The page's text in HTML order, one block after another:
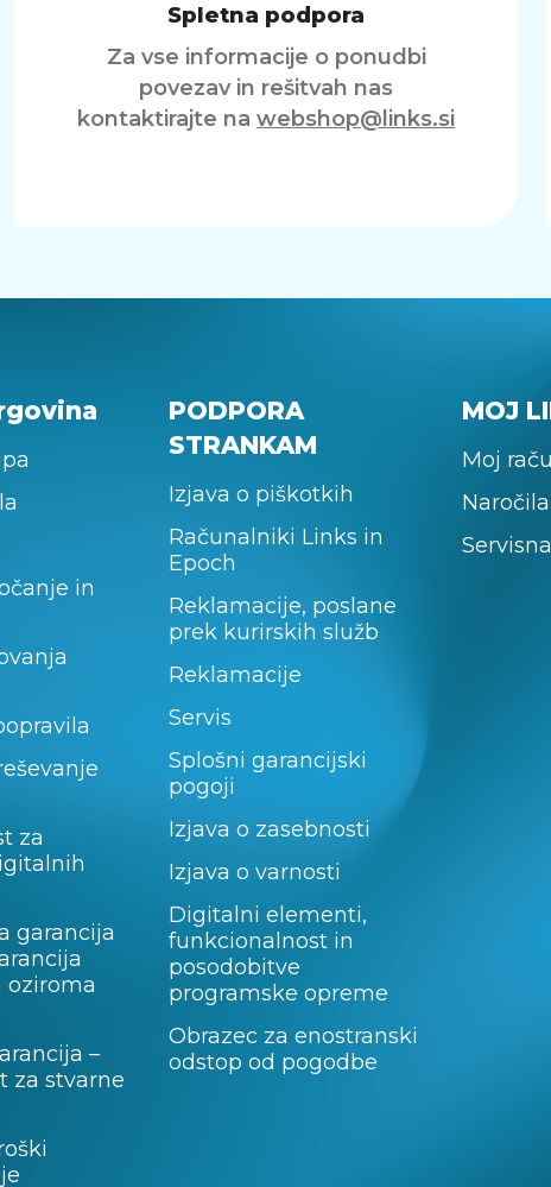
Spletna podpora
Za vse informacije o ponudbi
povezav in rešitvah nas
kontaktirajte na webshop@links.si
in
za
garancija
oziroma
–
za stvarne
PODPORA
STRANKAM
Izjava o piškotkih
Računalniki Links in
Epoch
Reklamacije, poslane
prek kurirskih služb
Reklamacije
Servis
Splošni garancijski
pogoji
Izjava o zasebnosti
Izjava o varnosti
Digitalni elementi,
funkcionalnost in
posodobitve
programske opreme
Obrazec za enostranski
odstop od pogodbe
MOJ
Moj
Naročila